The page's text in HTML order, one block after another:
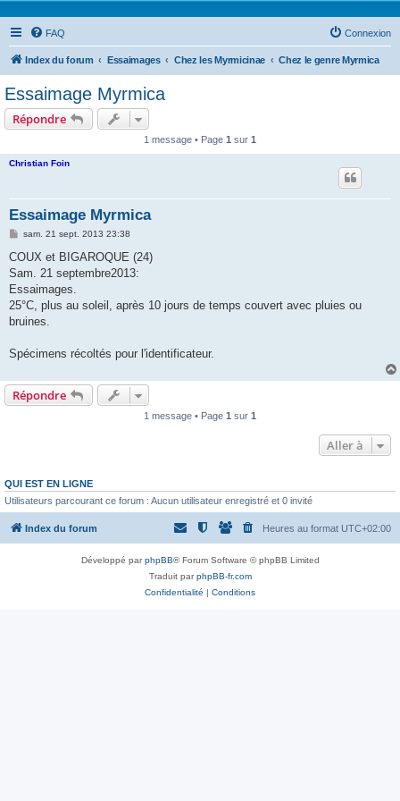
FAQ Connexion
Index du forum Essaimages Chez les Myrmicinae Chez le genre Myrmica
Essaimage Myrmica
Répondre
1 message • Page 1 sur 1
Christian Foin
Essaimage Myrmica
M
s
a
g
sam. 21 sept. 2013 23:38
COUX et BIGAROQUE (24)
Sam. 21 septembre2013:
Essaimages.
25°C, plus au soleil, après 10 jours de temps couvert avec pluies ou
bruines.
Spécimens récoltés pour l'identificateur.
Répondre
1 message • Page 1 sur 1
Aller à
QUI EST EN LIGNE
Utilisateurs parcourant ce forum : Aucun utilisateur enregistré et 0 invité
Index du forum Heures au format UTC+02:00
Développé parphpBB® Forum Software © phpBB Limited
Traduit parphpBB-fr.com
Confidentialité | Conditions